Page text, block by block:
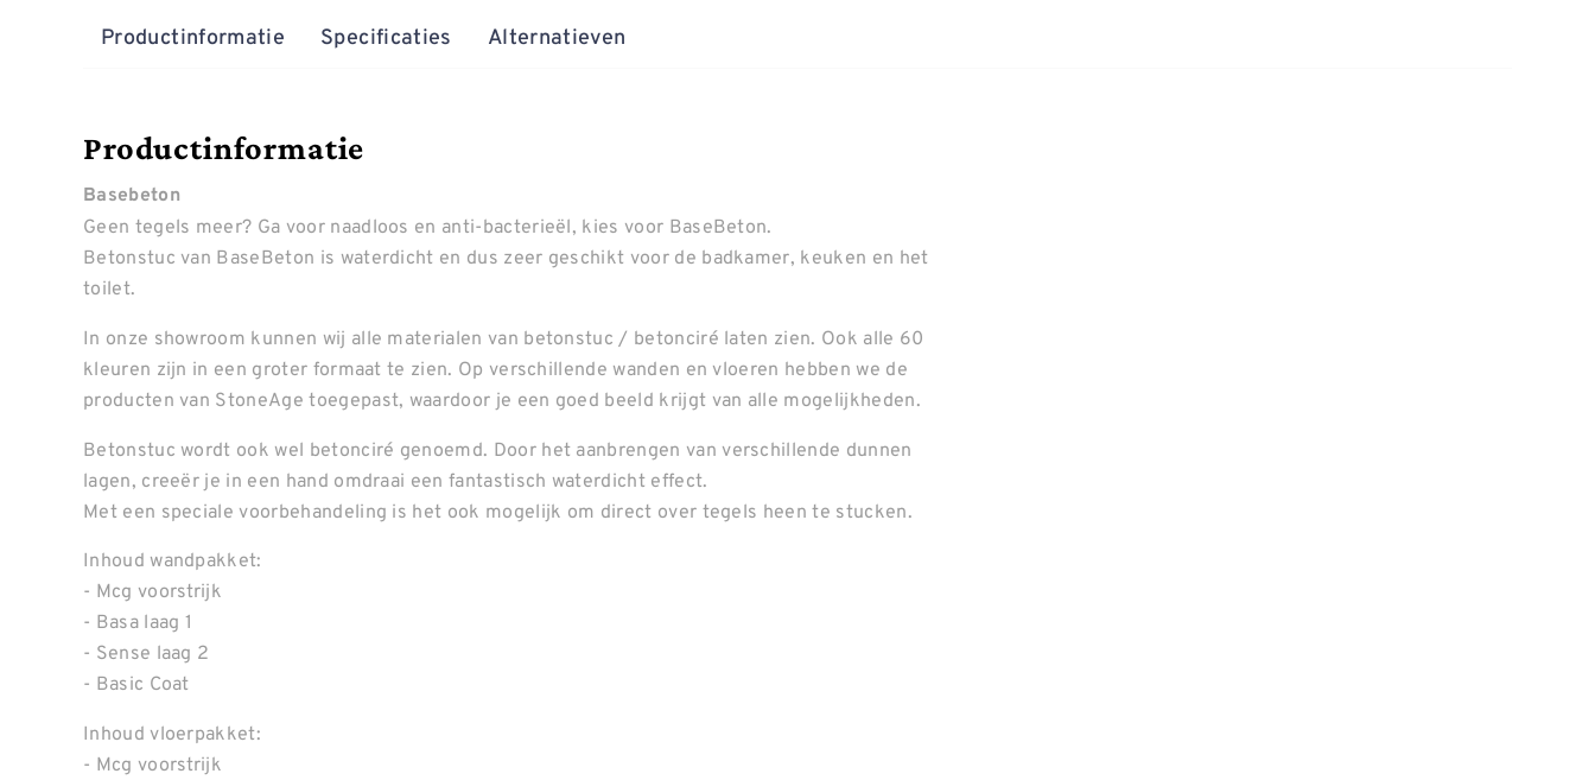
Productinformatie Specificaties Alternatieven
Productinformatie
Basebeton
Geen tegels meer? Ga voor naadloos en anti-bacterieël, kies voor BaseBeton.
Betonstuc van BaseBeton is waterdicht en dus zeer geschikt voor de badkamer, keuken en het
toilet.
In onze showroom kunnen wij alle materialen van betonstuc / betonciré laten zien. Ook alle 60
kleuren zijn in een groter formaat te zien. Op verschillende wanden en vloeren hebben we de
producten van StoneAge toegepast, waardoor je een goed beeld krijgt van alle mogelijkheden.
Betonstuc wordt ook wel betonciré genoemd. Door het aanbrengen van verschillende dunnen
lagen, creeër je in een hand omdraai een fantastisch waterdicht effect.
Met een speciale voorbehandeling is het ook mogelijk om direct over tegels heen te stucken.
Inhoud wandpakket:
- Mcg voorstrijk
- Basa laag 1
- Sense laag 2
- Basic Coat
Inhoud vloerpakket:
- Mcg voorstrijk